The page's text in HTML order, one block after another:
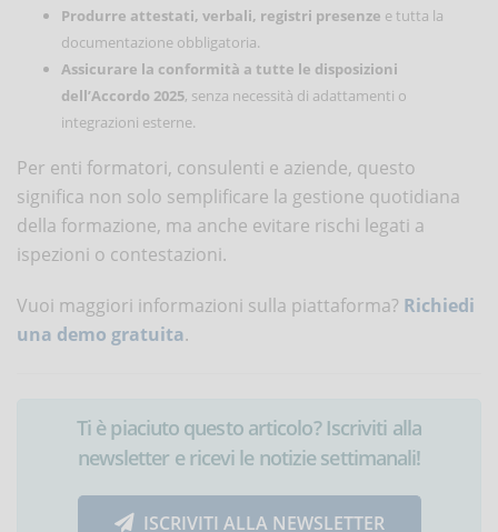
Produrre attestati, verbali, registri presenze e tutta la
documentazione obbligatoria.
Assicurare la conformità a tutte le disposizioni
dell’Accordo 2025, senza necessità di adattamenti o
integrazioni esterne.
Per enti formatori, consulenti e aziende, questo
significa non solo semplificare la gestione quotidiana
della formazione, ma anche evitare rischi legati a
ispezioni o contestazioni.
Vuoi maggiori informazioni sulla piattaforma? Richiedi
una demo gratuita.
Ti è piaciuto questo articolo? Iscriviti alla
newsletter e ricevi le notizie settimanali!
ISCRIVITI ALLA NEWSLETTER